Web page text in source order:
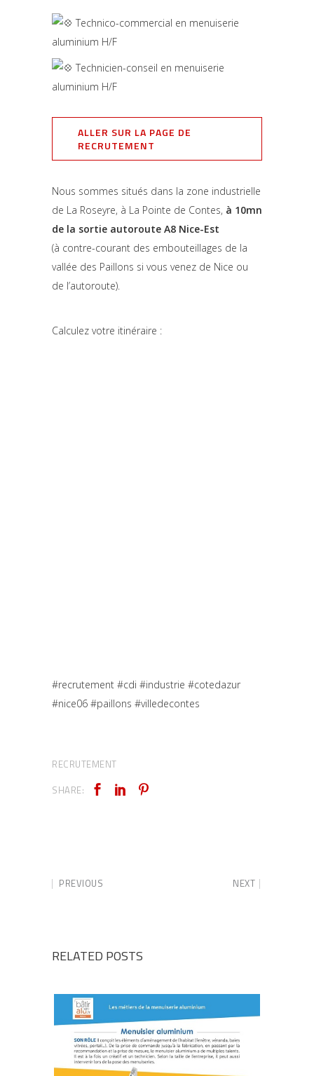
Technico-commercial en menuiserie
aluminium H/F
Technicien-conseil en menuiserie
aluminium H/F
ALLER SUR LA PAGE DE
RECRUTEMENT
Nous sommes situés dans la zone industrielle
de La Roseyre, à La Pointe de Contes, à 10mn
de la sortie autoroute A8 Nice-Est
(à contre-courant des embouteillages de la
vallée des Paillons si vous venez de Nice ou
de l’autoroute).
Calculez votre itinéraire :
#recrutement #cdi #industrie #cotedazur
#nice06 #paillons #villedecontes
RECRUTEMENT
SHARE:
PREVIOUS NEXT
RELATED POSTS